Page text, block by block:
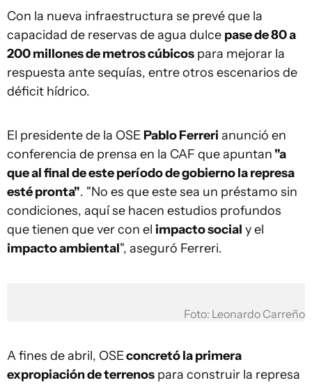
Con la nueva infraestructura se prevé que la
capacidad de reservas de agua dulce pase de 80 a
200 millones de metros cúbicos para mejorar la
respuesta ante sequías, entre otros escenarios de
déficit hídrico.
El presidente de la OSE Pablo Ferreri anunció en
conferencia de prensa en la CAF que apuntan "a
que al final de este período de gobierno la represa
esté pronta". "No es que este sea un préstamo sin
condiciones, aquí se hacen estudios profundos
que tienen que ver con el impacto social y el
impacto ambiental", aseguró Ferreri.
Foto: Leonardo Carreño
A fines de abril, OSEconcretó la primera
expropiación de terrenos para construir la represa